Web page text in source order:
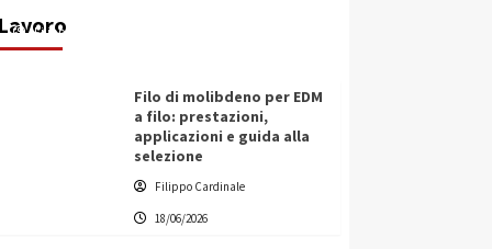
LavoroFilippo Cardinale
Filo di molibdeno per EDM
a filo: prestazioni,
applicazioni e guida alla
selezione
Filippo Cardinale
18/06/2026